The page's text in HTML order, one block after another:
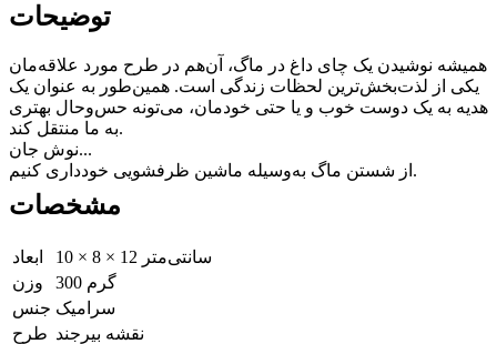
توضیحات
همیشه نوشیدن یک چای داغ در ماگ، آن‌هم در طرح مورد علاقه‌مان
یکی از لذت‌بخش‌ترین لحظات زندگی است. همین‌طور به عنوان یک
هدیه به یک دوست خوب و یا حتی خودمان، می‌تونه حس‌وحال بهتری
به ما منتقل کند.
نوش جان...
از شستن ماگ به‌وسیله ماشین ظرفشویی خودداری کنیم.
مشخصات
ابعاد
10 × 8 × 12 سانتی‌متر
وزن
300 گرم
جنس سرامیک
طرح نقشه بیرجند